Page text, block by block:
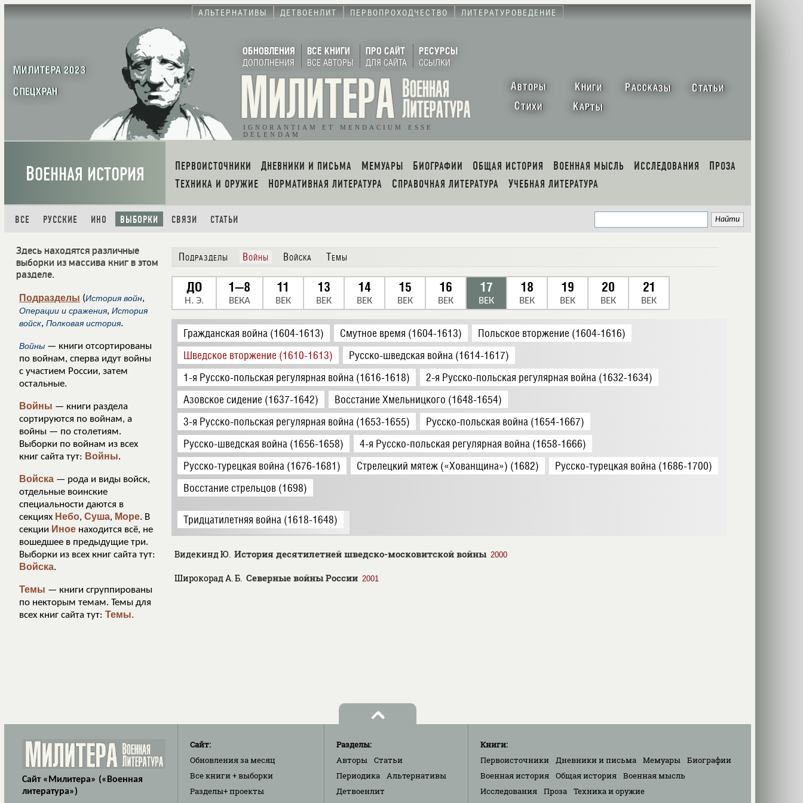
АЛЬТЕРНАТИВЫ ДЕТВОЕНЛИТ ПЕРВОПРОХОДЧЕСТВО ЛИТЕРАТУРОВЕДЕНИЕ
МИЛИТЕРА 2023
СПЕЦХРАН
ОБНОВЛЕНИЯ
ДОПОЛНЕНИЯ
ВСЕ КНИГИ
ВСЕ АВТОРЫ
ПРО САЙТ
ДЛЯ САЙТА
РЕСУРСЫ
ССЫЛКИ
IGNORANTIAM ET MENDACIUM ESSE
DELENDAM
АВТОРЫ КНИГИ РАССКАЗЫ СТАТЬИ
СТИХИ КАРТЫ
ВОЕННАЯ ИСТОРИЯ ПЕРВОИСТОЧНИКИ ДНЕВНИКИ И ПИСЬМА МЕМУАРЫ БИОГРАФИИ ОБЩАЯ ИСТОРИЯ ВОЕННАЯ МЫСЛЬ ИССЛЕДОВАНИЯ
ПРОЗА
ТЕХНИКА И ОРУЖИЕ
НОРМАТИВНАЯ ЛИТЕРАТУРА СПРАВОЧНАЯ ЛИТЕРАТУРА УЧЕБНАЯ ЛИТЕРАТУРА
ВСЕ РУССКИЕ ИНО ВЫБОРКИ СВЯЗИ СТАТЬИ
Здесь находятся различные
выборки из массива книг в этом
разделе.
Подразделы (История войн,
Операции и сражения, История
войск, Полковая история.
Войны — книги отсортированы
по войнам, сперва идут войны
с участием России, затем
остальные.
Войны — книги раздела
сортируются по войнам, а
войны — по столетиям.
Выборки по войнам из всех
книг сайта тут: Войны.
Войска — рода и виды войск,
отдельные воинские
специальности даются в
секциях Небо, Суша, Море. В
секции Иное находится всё, не
вошедшее в предыдущие три.
Выборки из всех книг сайта тут:
Войска.
Темы — книги сгруппированы
по некторым темам. Темы для
всех книг сайта тут: Темы.
Подразделы Войны Войска Темы
ДО
Н. Э.
1—8
ВЕКА
11
ВЕК
13
ВЕК
14
ВЕК
15
ВЕК
16
ВЕК
17
ВЕК
18
ВЕК
19
ВЕК
20
ВЕК
21
ВЕК
Гражданская война (1604-1613) Смутное время (1604-1613)
Польское вторжение (1604-1616)
Шведское вторжение (1610-1613)
Русско-шведская война (1614-1617)
1-я Русско-польская регулярная война (1616-1618)
2-я Русско-польская регулярная война (1632-1634)
Азовское сидение (1637-1642)
Восстание Хмельницкого (1648-1654)
3-я Русско-польская регулярная война (1653-1655)
Русско-польская война (1654-1667)
Русско-шведская война (1656-1658)
4-я Русско-польская регулярная война (1658-1666)
Русско-турецкая война (1676-1681)
Стрелецкий мятеж («Хованщина») (1682)
Русско-турецкая война (1686-1700)
Восстание стрельцов (1698)
Тридцатилетняя война (1618-1648)
Видекинд Ю. История десятилетней шведско-московитской войны 2000
Широкорад А. Б. Северные войны России 2001
Сайт «Милитера» («Военная
литература»)
Сайт:
Обновленияза месяц
Все книги+ выборки
Разделы+ проекты
Разделы:
Авторы
Статьи
Периодика
Альтернативы
Детвоенлит
Книги:
Первоисточники
Дневники и письма Мемуары
Биографии
Военная история
Общая история
Военная мысль
Исследования
Проза
Техника и оружие